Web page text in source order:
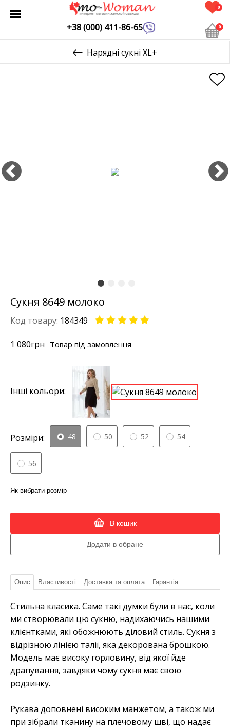
+38 (000) 411-86-65
0
0
Нарядні сукні XL+
Сукня 8649 молоко
Код товару: 184349
1 080грн Товар під замовлення
Інші кольори:
Розміри: 48 50 52 54
56
Як вибрати розмір
В кошик
Опис Властивості Доставка та оплата Гарантія
Стильна класика. Саме такі думки були в нас, коли
ми створювали цю сукню, надихаючись нашими
клієнтками, які обожнюють діловий стиль. Сукня з
відрізною лінією талії, яка декорована брошкою.
Модель має високу горловину, від якої йде
драпування, завдяки чому сукня має свою
родзинку.
Рукава доповнені високим манжетом, а також ми
при зібрали тканину на плечовому шві, що надає